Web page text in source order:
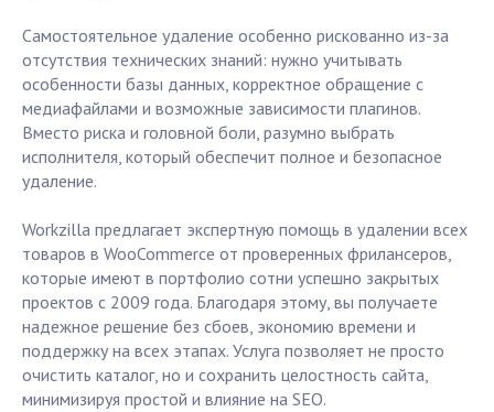
Самостоятельное удаление особенно рискованно из-за
отсутствия технических знаний: нужно учитывать
особенности базы данных, корректное обращение с
медиафайлами и возможные зависимости плагинов.
Вместо риска и головной боли, разумно выбрать
исполнителя, который обеспечит полное и безопасное
удаление.
Workzilla предлагает экспертную помощь в удалении всех
товаров в WooCommerce от проверенных фрилансеров,
которые имеют в портфолио сотни успешно закрытых
проектов с 2009 года. Благодаря этому, вы получаете
надежное решение без сбоев, экономию времени и
поддержку на всех этапах. Услуга позволяет не просто
очистить каталог, но и сохранить целостность сайта,
минимизируя простой и влияние на SEO.